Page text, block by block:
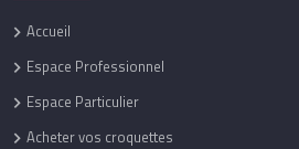
Accueil
Espace Professionnel
Espace Particulier
Acheter vos croquettes